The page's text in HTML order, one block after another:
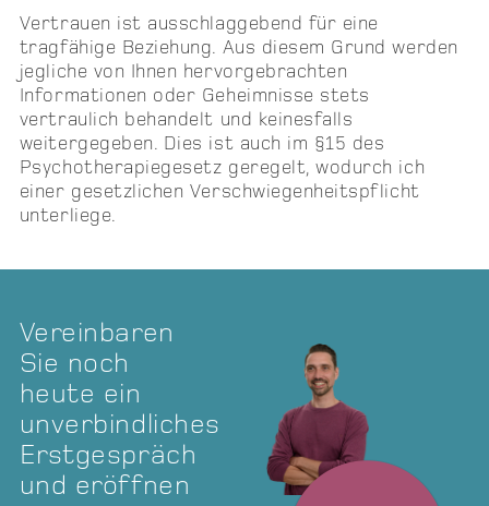
Vertrauen ist ausschlaggebend für eine
tragfähige Beziehung. Aus diesem Grund werden
jegliche von Ihnen hervorgebrachten
Informationen oder Geheimnisse stets
vertraulich behandelt und keinesfalls
weitergegeben. Dies ist auch im §15 des
Psychotherapiegesetz geregelt, wodurch ich
einer gesetzlichen Verschwiegenheitspflicht
unterliege.
Vereinbaren
Sie noch
heute ein
unverbindliches
Erstgespräch
und eröffnen